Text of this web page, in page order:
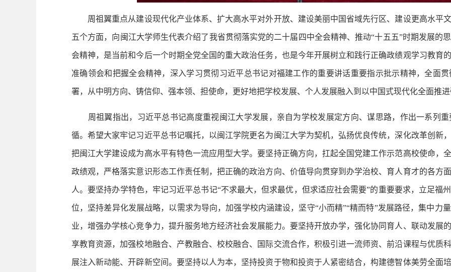
周祖翼重点从建设现代化产业体系、扩大高水平对外开放、建设美丽中国省域先行区、建设更高水平
五个方面，向闽江大学师生代表介绍了我省贯彻落实党的二十届四中全会精神、推动“十五五”时期发展的
会精神，是当前和今后一个时期全党全国的重大政治任务，也是今年开展树立和践行正确政绩观学习教育
准确领会和把握全会精神，深入学习贯彻习近平总书记对福建工作的重要讲话重要指示批示精神，全面
署，从中明方向、铸信仰、强本领、担使命，更好地把学校发展、个人发展融入到以中国式现代化全面推
周祖翼指出，习近平总书记高度重视闽江大学发展，亲自为学校发展定方向、谋思路，作出一系列重
循。希望大家牢记习近平总书记嘱托，以闽江学院更名为闽江大学为契机，弘扬优良传统，深化改革创新
把闽江大学建设成为高水平有特色一流应用型大学。要坚持正确方向，扛起全国党建工作示范高校使命，
政绩观，严格落实意识形态工作责任制，把正确的政治方向、价值导向贯穿到办学治校、育人育才的各方
人。要坚持办学特色，牢记习近平总书记“不求最大，但求最优，但求适应社会需要”的重要要求，立足福
位，坚持差异化发展战略，以需求为导向，加强学校内涵建设，坚守“小而精”“精而特”发展路径，集中力
业，增强办学核心竞争力，提升服务地方经济社会发展能力。要坚持开放办学，强化协同育人、联动发展
享教育资源，加强校地融合、产教融合、校校融合、国际交流合作，积极引进一流师资、前沿课程与优质
展注入新动能、开辟新空间。要坚持以人为本，坚持投资于物和投资于人紧密结合，构建德智体美劳全面